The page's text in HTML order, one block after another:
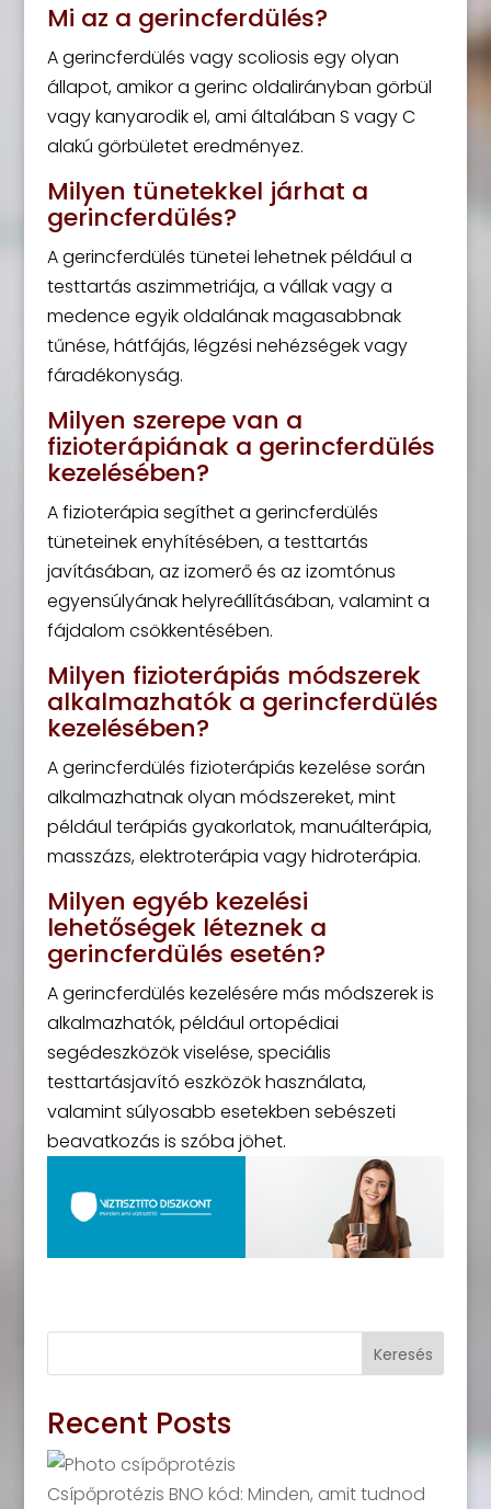
Mi az a gerincferdülés?
A gerincferdülés vagy scoliosis egy olyan
állapot, amikor a gerinc oldalirányban görbül
vagy kanyarodik el, ami általában S vagy C
alakú görbületet eredményez.
Milyen tünetekkel járhat a
gerincferdülés?
A gerincferdülés tünetei lehetnek például a
testtartás aszimmetriája, a vállak vagy a
medence egyik oldalának magasabbnak
tűnése, hátfájás, légzési nehézségek vagy
fáradékonyság.
Milyen szerepe van a
fizioterápiának a gerincferdülés
kezelésében?
A fizioterápia segíthet a gerincferdülés
tüneteinek enyhítésében, a testtartás
javításában, az izomerő és az izomtónus
egyensúlyának helyreállításában, valamint a
fájdalom csökkentésében.
Milyen fizioterápiás módszerek
alkalmazhatók a gerincferdülés
kezelésében?
A gerincferdülés fizioterápiás kezelése során
alkalmazhatnak olyan módszereket, mint
például terápiás gyakorlatok, manuálterápia,
masszázs, elektroterápia vagy hidroterápia.
Milyen egyéb kezelési
lehetőségek léteznek a
gerincferdülés esetén?
A gerincferdülés kezelésére más módszerek is
alkalmazhatók, például ortopédiai
segédeszközök viselése, speciális
testtartásjavító eszközök használata,
valamint súlyosabb esetekben sebészeti
beavatkozás is szóba jöhet.
Keresés
Recent Posts
Csípőprotézis BNO kód: Minden, amit tudnod